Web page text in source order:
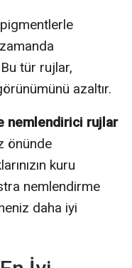
tür rujlar,
azaltır.
nemlendirici rujlar
önünde
kuru
nemlendirme
daha iyi